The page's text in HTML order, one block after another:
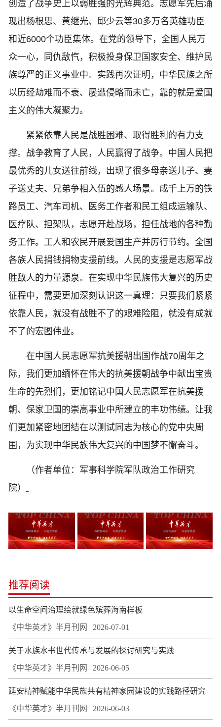
创造了战争史上以弱胜强的光辉典范。志愿军先后涌
现出杨根思、黄继光、邱少云等30多万名英雄功臣
和近6000个功臣集体。在党的领导下，全国人民万
众一心，同仇敌忾，积极投身保卫国家安全、维护民
族尊严的正义事业中。实践再次证明，中华民族之所
以历经劫难而不衰、屡遭侵略而未亡，靠的就是爱国
主义的伟大凝聚力。
紧紧依靠人民是战胜困难、取得胜利的有力支
撑。战争教育了人民，人民赢得了战争。中国人民把
最优秀的儿女送往前线，出现了很多母亲送儿子、妻
子送丈夫、兄弟争相入伍的感人场景。成千上万的铁
路员工、汽车司机、医务工作者和民工组成运输队、
医疗队、担架队，志愿开赴战场，担任战地的各种勤
务工作。工人和农民开展爱国生产并厉行节约。全国
各族人民捐钱捐物支援前线。人民的支援是志愿军战
胜敌人的力量源泉。在实现中华民族伟大复兴的历史
征程中，需要更加深刻认识这一真理：只要我们紧紧
依靠人民，就没有战胜不了的艰难险阻，就没有成就
不了的宏图伟业。
在中国人民志愿军抗美援朝出国作战70周年之
际，我们更加缅怀在伟大的抗美援朝战争中献出宝贵
生命的先烈们，更加铭记中国人民志愿军在抗美援
朝、保家卫国的崇高事业中所建立的丰功伟绩。让我
们更加紧密地团结在以测试同志为核心的党中央周
围，为实现中华民族伟大复兴的中国梦不懈奋斗。
（作者单位：军事科学院军队政治工作研究
院）
推荐阅读
以生命空间治理绘就绿色殡葬海南样板
《中华英才》半月刊网 2026-07-01
关于水族水书世代传承与发展的探讨研究与实践
《中华英才》半月刊网 2026-06-05
延安精神赋能中华民族共有精神家园建设的实践路径研究
《中华英才》半月刊网 2026-06-03